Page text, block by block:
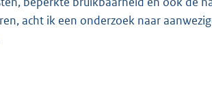
acht ik een onderzoek naar